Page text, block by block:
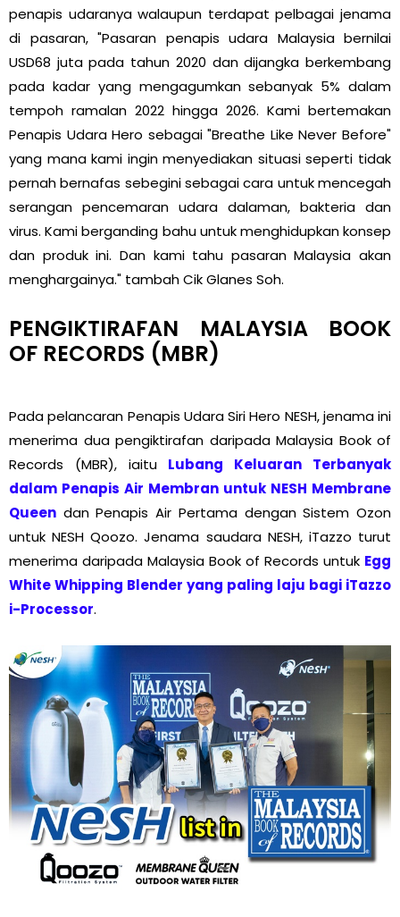
penapis udaranya walaupun terdapat pelbagai jenama
di pasaran, "Pasaran penapis udara Malaysia bernilai
USD68 juta pada tahun 2020 dan dijangka berkembang
pada kadar yang mengagumkan sebanyak 5% dalam
tempoh ramalan 2022 hingga 2026. Kami bertemakan
Penapis Udara Hero sebagai "Breathe Like Never Before"
yang mana kami ingin menyediakan situasi seperti tidak
pernah bernafas sebegini sebagai cara untuk mencegah
serangan pencemaran udara dalaman, bakteria dan
virus. Kami berganding bahu untuk menghidupkan konsep
dan produk ini. Dan kami tahu pasaran Malaysia akan
menghargainya." tambah Cik Glanes Soh.
PENGIKTIRAFAN MALAYSIA BOOK
OF RECORDS (MBR)
Pada pelancaran Penapis Udara Siri Hero NESH, jenama ini
menerima dua pengiktirafan daripada Malaysia Book of
Records (MBR), iaitu Lubang Keluaran Terbanyak
dalam Penapis Air Membran untuk NESH Membrane
Queen dan Penapis Air Pertama dengan Sistem Ozon
untuk NESH Qoozo. Jenama saudara NESH, iTazzo turut
menerima daripada Malaysia Book of Records untuk Egg
White Whipping Blender yang paling laju bagi iTazzo
i-Processor.